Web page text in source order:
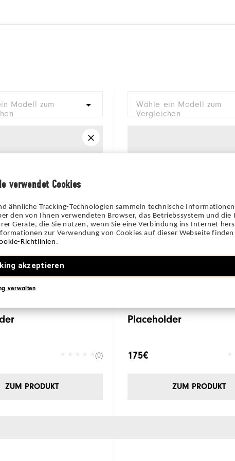
verwendet Cookies
ähnliche Tracking-Technologien sammeln technische
den von Ihnen verwendeten Browser, das Betriebssystem und die
Geräte, die Sie nutzen, wenn Sie eine Verbindung ins Internet
zur Verwendung von Cookies auf dieser Webseite finden
Richtlinien .
akzeptieren
verwalten
Modell zum
(0)
ZUM PRODUKT
Wähle ein Modell zum
Vergleichen
Placeholder
175€
ZUM PRODUKT